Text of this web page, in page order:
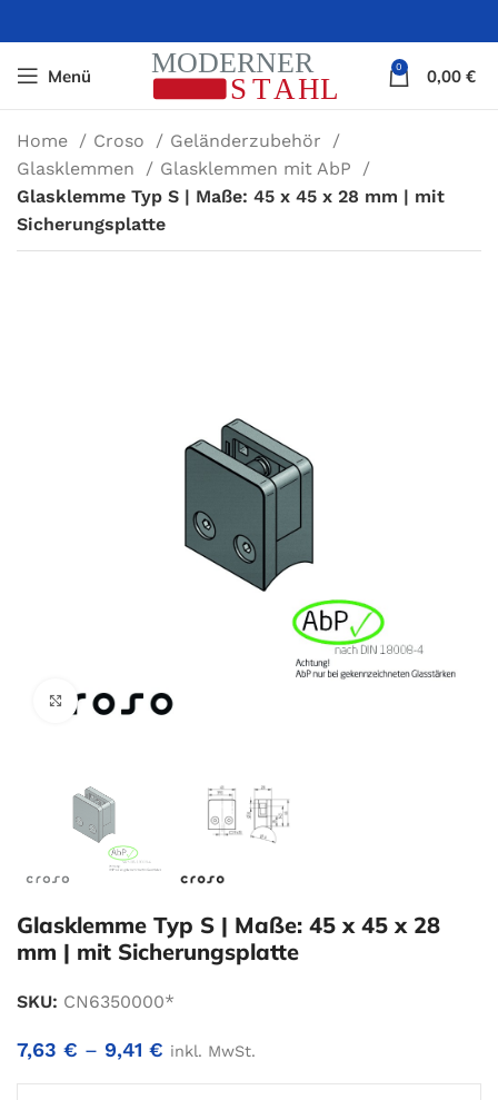
Menü 0 0,00 €
Home Croso
Geländerzubehör
Glasklemmen
Glasklemmen mit AbP
Glasklemme Typ S | Maße: 45 x 45 x 28 mm | mit
Sicherungsplatte
Zum Vergrößern klicken
Glasklemme Typ S | Maße: 45 x 45 x 28
mm | mit Sicherungsplatte
SKU: CN6350000*
7,63 € – 9,41 € inkl. MwSt.